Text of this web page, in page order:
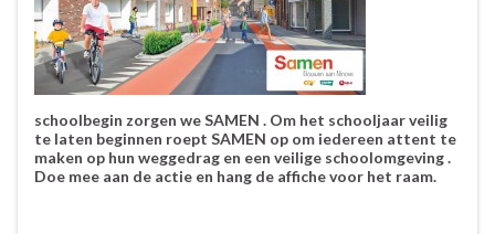
schoolbegin zorgen we SAMEN . Om het schooljaar veilig
te laten beginnen roept SAMEN op om iedereen attent te
maken op hun weggedrag en een veilige schoolomgeving .
Doe mee aan de actie en hang de affiche voor het raam.